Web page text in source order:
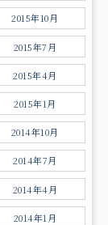
2015年10月
2015年7月
2015年4月
2015年1月
2014年10月
2014年7月
2014年4月
2014年1月